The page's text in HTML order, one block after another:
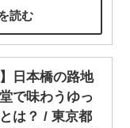
読む
日本橋の路地
で味わうゆっ
は？ / 東京都